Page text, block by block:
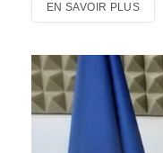
EN SAVOIR PLUS